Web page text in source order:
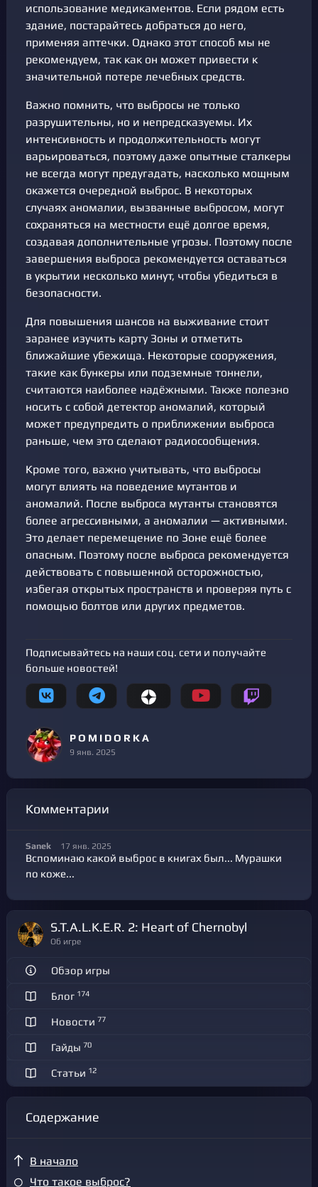
использование медикаментов. Если рядом есть
здание, постарайтесь добраться до него,
применяя аптечки. Однако этот способ мы не
рекомендуем, так как он может привести к
значительной потере лечебных средств.
Важно помнить, что выбросы не только
разрушительны, но и непредсказуемы. Их
интенсивность и продолжительность могут
варьироваться, поэтому даже опытные сталкеры
не всегда могут предугадать, насколько мощным
окажется очередной выброс. В некоторых
случаях аномалии, вызванные выбросом, могут
сохраняться на местности ещё долгое время,
создавая дополнительные угрозы. Поэтому после
завершения выброса рекомендуется оставаться
в укрытии несколько минут, чтобы убедиться в
безопасности.
Для повышения шансов на выживание стоит
заранее изучить карту Зоны и отметить
ближайшие убежища. Некоторые сооружения,
такие как бункеры или подземные тоннели,
считаются наиболее надёжными. Также полезно
носить с собой детектор аномалий, который
может предупредить о приближении выброса
раньше, чем это сделают радиосообщения.
Кроме того, важно учитывать, что выбросы
могут влиять на поведение мутантов и
аномалий. После выброса мутанты становятся
более агрессивными, а аномалии — активными.
Это делает перемещение по Зоне ещё более
опасным. Поэтому после выброса рекомендуется
действовать с повышенной осторожностью,
избегая открытых пространств и проверяя путь с
помощью болтов или других предметов.
Подписывайтесь на наши соц. сети и получайте
больше новостей!
P O M I D O R K A
9 янв. 2025
Комментарии
Sanek 17 янв. 2025
Вспоминаю какой выброс в книгах был... Мурашки
по коже...
S.T.A.L.K.E.R. 2: Heart of Chernobyl
Об игре
Обзор игры
Блог 174
Новости 77
Гайды 70
Статьи 12
Содержание
В начало
Что такое выброс?